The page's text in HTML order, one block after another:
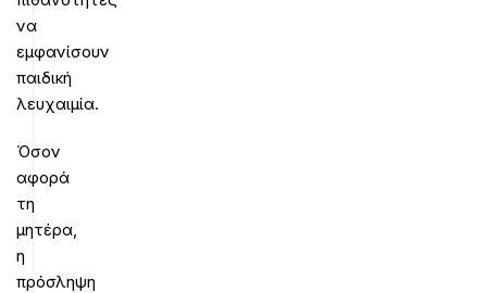
να
εμφανίσουν
παιδική
λευχαιμία.
Όσον
αφορά
τη
μητέρα,
η
πρόσληψη